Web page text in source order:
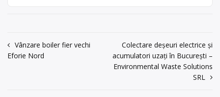
comuna Bascov, strada Rotaresti
DN, nr. 140, judetul Arges (800 metri
de la sensul giratoriu de la iesirea din
Bascov, jud. Arges
acum 6 ani
Navigare
în
Vânzare boiler fier vechi
Eforie Nord
Colectare deșeuri electrice și
acumulatori uzați în București –
Environmental Waste Solutions
SRL